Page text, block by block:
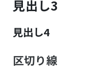
見出し3
見出し4
区切り線